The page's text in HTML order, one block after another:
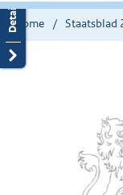
Home Staatsblad